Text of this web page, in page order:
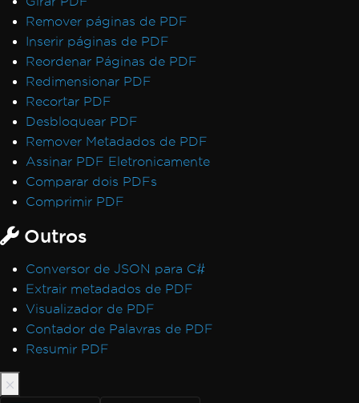
Remover páginas de PDF
Inserir páginas de PDF
Reordenar Páginas de PDF
Redimensionar PDF
Recortar PDF
Desbloquear PDF
Remover Metadados de PDF
Assinar PDF Eletronicamente
Comparar dois PDFs
Comprimir PDF
Outros
Conversor de JSON para C#
Extrair metadados de PDF
Visualizador de PDF
Contador de Palavras de PDF
Resumir PDF